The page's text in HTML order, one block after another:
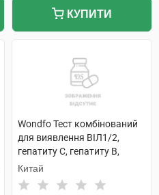
КУПИТИ
Wondfo Тест комбінований
для виявлення ВІЛ1/2,
гепатиту С, гепатиту В,
сифілісу W026-C 1 шт
Китай